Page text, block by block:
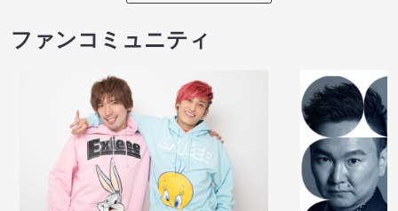
ファンコミュニティ